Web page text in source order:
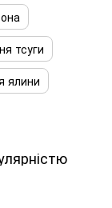
тсуги
ялини